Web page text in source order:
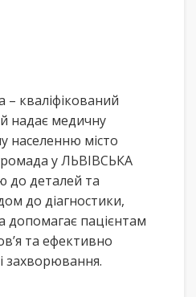
– кваліфікований
надає медичну
населенню місто
у ЛЬВІВСЬКА
до деталей та
до діагностики,
допомагає пацієнтам
та ефективно
захворювання.